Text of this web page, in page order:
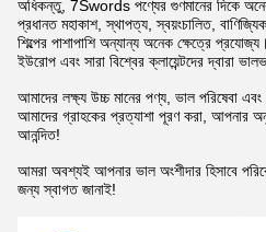
অধিকন্তু, 7Swords পণ্যের গুণমানের দিকে
প্রধানত মহাকাশ, স্থাপত্য, স্বয়ংচালিত,
শিল্পের পাশাপাশি অন্যান্য অনেক ক্ষেত্রে
ইউরোপ এবং সারা বিশ্বের ক্লায়েন্টদের দ্বারা
আমাদের লক্ষ্য উচ্চ মানের পণ্য, ভাল পরিষেবা এবং
আমাদের গ্রাহকের প্রত্যাশা পূরণ করা, আপনার
আনন্দিত!
আমরা অবশ্যই আপনার ভাল অংশীদার হিসাবে
জন্য স্বাগত জানাই!